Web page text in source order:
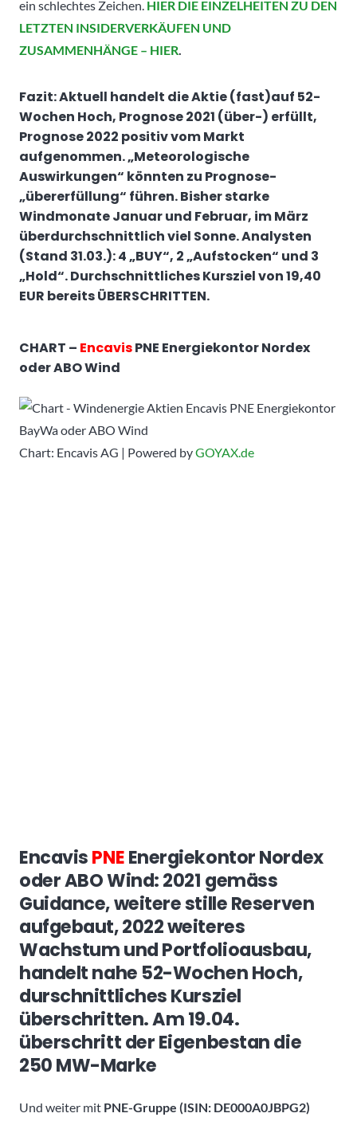
ein schlechtes Zeichen. HIER DIE EINZELHEITEN ZU DEN
LETZTEN INSIDERVERKÄUFEN UND
ZUSAMMENHÄNGE – HIER.
Fazit: Aktuell handelt die Aktie (fast)auf 52-
Wochen Hoch, Prognose 2021 (über-) erfüllt,
Prognose 2022 positiv vom Markt
aufgenommen. „Meteorologische
Auswirkungen“ könnten zu Prognose-
„übererfüllung“ führen. Bisher starke
Windmonate Januar und Februar, im März
überdurchschnittlich viel Sonne. Analysten
(Stand 31.03.): 4 „BUY“, 2 „Aufstocken“ und 3
„Hold“. Durchschnittliches Kursziel von 19,40
EUR bereits ÜBERSCHRITTEN.
CHART – EncavisPNE Energiekontor Nordex
oder ABO Wind
Chart: Encavis AG | Powered byGOYAX.de
EncavisPNEEnergiekontor Nordex
oder ABO Wind: 2021 gemäss
Guidance, weitere stille Reserven
aufgebaut, 2022 weiteres
Wachstum und Portfolioausbau,
handelt nahe 52-Wochen Hoch,
durschnittliches Kursziel
überschritten. Am 19.04.
überschritt der Eigenbestan die
250 MW-Marke
Und weiter mit PNE-Gruppe (ISIN: DE000A0JBPG2)